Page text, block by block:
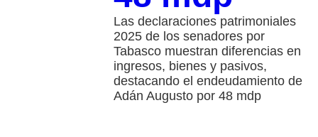
Las declaraciones patrimoniales
2025 de los senadores por
Tabasco muestran diferencias en
ingresos, bienes y pasivos,
destacando el endeudamiento de
Adán Augusto por 48 mdp